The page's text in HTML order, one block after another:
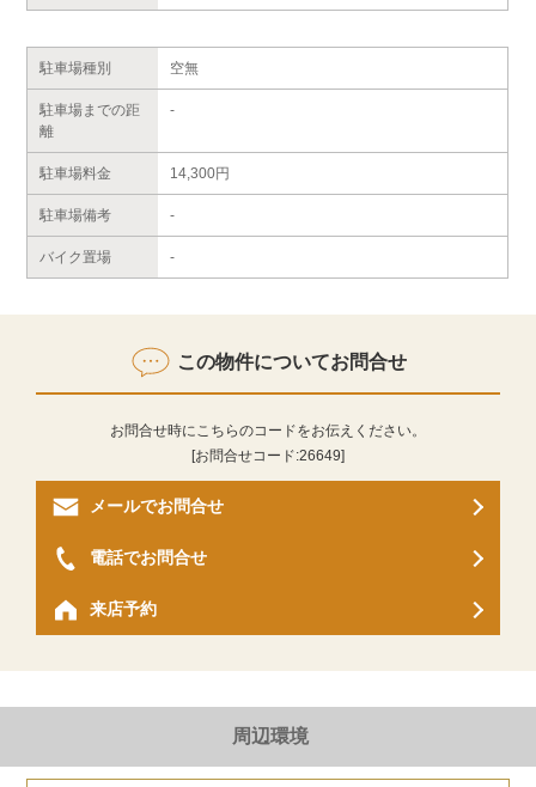
駐車場種別 空無
駐車場までの距
離
-
駐車場料金 14,300円
駐車場備考 -
バイク置場 -
この物件についてお問合せ
お問合せ時にこちらのコードをお伝えください。
[お問合せコード:26649]
メールでお問合せ
来店予約
電話でお問合せ
周辺環境